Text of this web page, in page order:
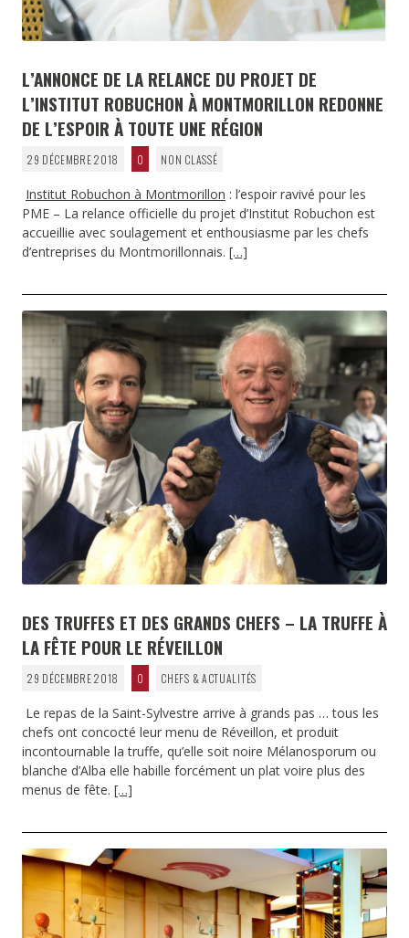
L’ANNONCE DE LA RELANCE DU PROJET DE
L’INSTITUT ROBUCHON À MONTMORILLON REDONNE
DE L’ESPOIR À TOUTE UNE RÉGION
29 DÉCEMBRE 2018 0 NON CLASSÉ
Institut Robuchon à Montmorillon : l’espoir ravivé pour les
PME – La relance officielle du projet d’Institut Robuchon est
accueillie avec soulagement et enthousiasme par les chefs
d’entreprises du Montmorillonnais. […]
DES TRUFFES ET DES GRANDS CHEFS – LA TRUFFE À
LA FÊTE POUR LE RÉVEILLON
29 DÉCEMBRE 2018 0 CHEFS & ACTUALITÉS
Le repas de la Saint-Sylvestre arrive à grands pas … tous les
chefs ont concocté leur menu de Réveillon, et produit
incontournable la truffe, qu’elle soit noire Mélanosporum ou
blanche d’Alba elle habille forcément un plat voire plus des
menus de fête. […]